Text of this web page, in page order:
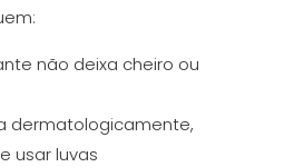
não deixa cheiro ou
dermatologicamente,
usar luvas